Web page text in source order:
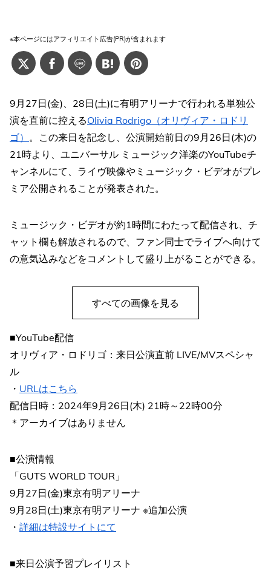
※本ページにはアフィリエイト広告(PR)が含まれます
9月27日(金)、28日(土)に有明アリーナで行われる単独公
演を直前に控えるOlivia Rodrigo（オリヴィア・ロドリ
ゴ） 。この来日を記念し、公演開始前日の9月26日(木)の
21時より、ユニバーサル ミュージック洋楽のYouTubeチ
ャンネルにて、ライヴ映像やミュージック・ビデオがプレ
ミア公開されることが発表された。
ミュージック・ビデオが約1時間にわたって配信され、チ
ャット欄も解放されるので、ファン同士でライブへ向けて
の意気込みなどをコメントして盛り上がることができる。
すべての画像を見る
■YouTube配信
オリヴィア・ロドリゴ：来日公演直前 LIVE/MVスペシャ
ル
・ URLはこちら
配信日時：2024年9月26日(木) 21時～22時00分
＊アーカイブはありません
■公演情報
「GUTS WORLD TOUR」
9月27日(金)東京有明アリーナ
9月28日(土)東京有明アリーナ ※追加公演
・ 詳細は特設サイトにて
■来日公演予習プレイリスト